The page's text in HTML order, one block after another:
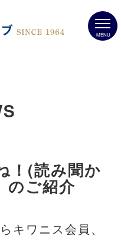
MENU
！(読み聞か
のご紹介
キワニス会員、